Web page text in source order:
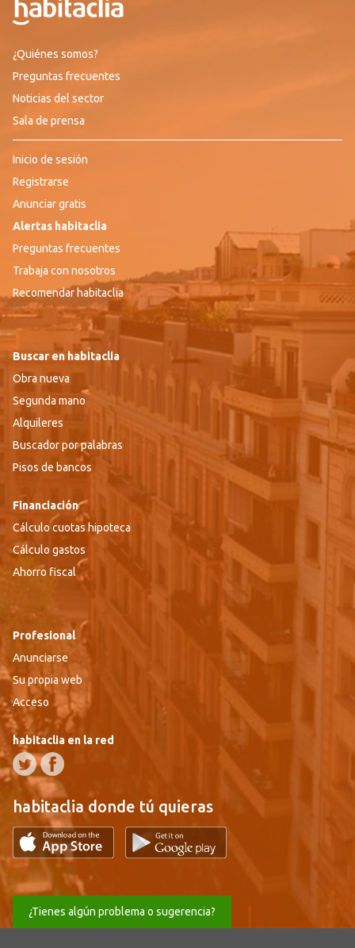
¿Quiénes somos?
Preguntas frecuentes
Noticias del sector
Sala de prensa
Inicio de sesión
Registrarse
Anunciar gratis
Alertas habitaclia
Preguntas frecuentes
Trabaja con nosotros
Recomendar habitaclia
Buscar en habitaclia
Obra nueva
Segunda mano
Alquileres
Buscador por palabras
Pisos de bancos
Financiación
Cálculo cuotas hipoteca
Cálculo gastos
Ahorro fiscal
Profesional
Anunciarse
Su propia web
Acceso
habitaclia en la red
habitaclia donde tú quieras
¿Tienes algún problema o sugerencia?